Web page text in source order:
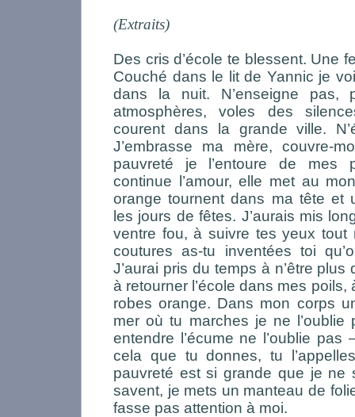
(Extraits)
Des cris d’école te blessent. Une
Couché dans le lit de Yannic je
dans la nuit. N’enseigne pas,
atmosphères, voles des
courent dans la grande ville.
J’embrasse ma mère, couvre-
pauvreté je l’entoure de mes
continue l’amour, elle met au
orange tournent dans ma tête et
les jours de fêtes. J’aurais mis
ventre fou, à suivre tes yeux tout
coutures as-tu inventées toi
J’aurai pris du temps à n’être plus
à retourner l’école dans mes
robes orange. Dans mon corps
mer où tu marches je ne
entendre l’écume ne l’oublie pas
cela que tu donnes, tu
pauvreté est si grande que je ne
savent, je mets un manteau de
fasse pas attention à moi.